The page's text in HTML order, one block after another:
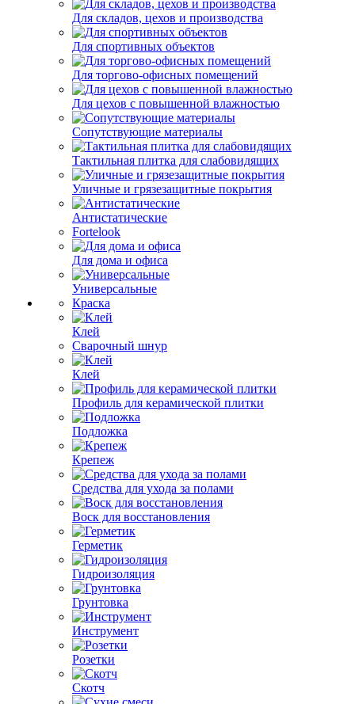
Для складов, цехов и производства
Для спортивных объектов
Для торгово-офисных помещений
Для цехов с повышенной влажностью
Сопутствующие материалы
Тактильная плитка для слабовидящих
Уличные и грязезащитные покрытия
Антистатические
Fortelook
Для дома и офиса
Универсальные
Краска
Клей
Сварочный шнур
Клей
Профиль для керамической плитки
Подложка
Крепеж
Средства для ухода за полами
Воск для восстановления
Герметик
Гидроизоляция
Грунтовка
Инструмент
Розетки
Скотч